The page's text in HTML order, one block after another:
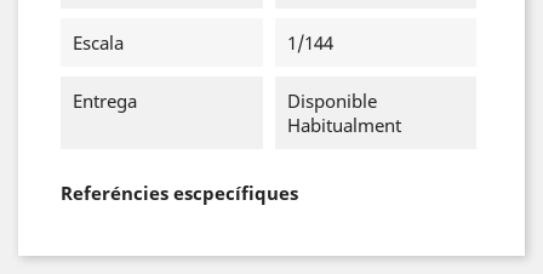
Escala 1/144
Entrega
Disponible
Habitualment
Referéncies escpecífiques